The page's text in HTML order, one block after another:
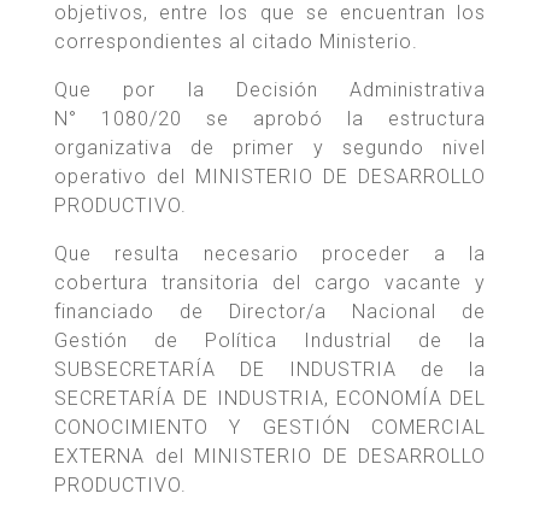
objetivos, entre los que se encuentran los
correspondientes al citado Ministerio.
Que por la Decisión Administrativa
N° 1080/20 se aprobó la estructura
organizativa de primer y segundo nivel
operativo del MINISTERIO DE DESARROLLO
PRODUCTIVO.
Que resulta necesario proceder a la
cobertura transitoria del cargo vacante y
financiado de Director/a Nacional de
Gestión de Política Industrial de la
SUBSECRETARÍA DE INDUSTRIA de la
SECRETARÍA DE INDUSTRIA, ECONOMÍA DEL
CONOCIMIENTO Y GESTIÓN COMERCIAL
EXTERNA del MINISTERIO DE DESARROLLO
PRODUCTIVO.